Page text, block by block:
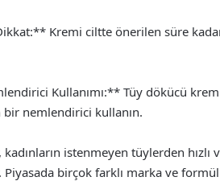
Kremi ciltte önerilen süre
Kullanımı:** Tüy dökücü
nemlendirici kullanın.
istenmeyen tüylerden
birçok farklı marka ve